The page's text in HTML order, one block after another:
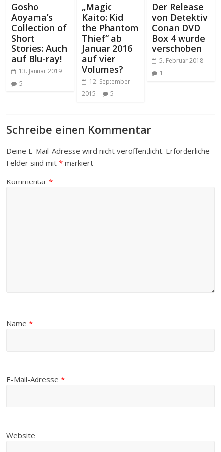
Gosho
Aoyama’s
Collection of
Short
Stories: Auch
auf Blu-ray!
13. Januar 2019
5
„Magic
Kaito: Kid
the Phantom
Thief“ ab
Januar 2016
auf vier
Volumes?
12. September
2015
5
Der Release
von Detektiv
Conan DVD
Box 4 wurde
verschoben
5. Februar 2018
1
Schreibe einen Kommentar
Deine E-Mail-Adresse wird nicht veröffentlicht. Erforderliche
Felder sind mit* markiert
Kommentar*
Name*
E-Mail-Adresse*
Website